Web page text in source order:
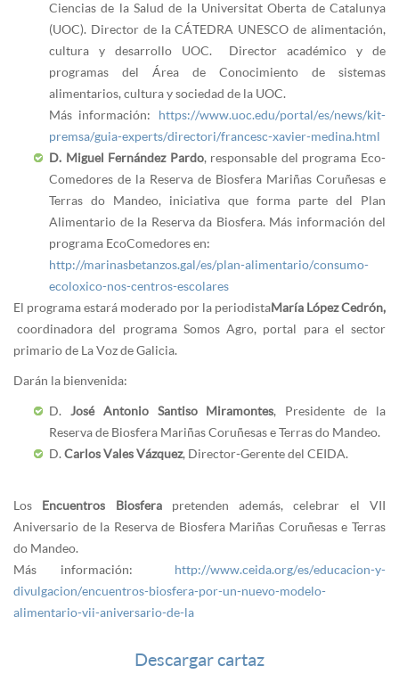
Ciencias de la Salud de la Universitat Oberta de Catalunya
(UOC). Director de la CÁTEDRA UNESCO de alimentación,
cultura y desarrollo UOC. Director académico y de
programas del Área de Conocimiento de sistemas
alimentarios, cultura y sociedad de la UOC.
Más información: https://www.uoc.edu/portal/es/news/kit-
premsa/guia-experts/directori/francesc-xavier-medina.html
D. Miguel Fernández Pardo, responsable del programa Eco-
Comedores de la Reserva de Biosfera Mariñas Coruñesas e
Terras do Mandeo, iniciativa que forma parte del Plan
Alimentario de la Reserva da Biosfera. Más información del
programa EcoComedores en:
http://marinasbetanzos.gal/es/plan-alimentario/consumo-
ecoloxico-nos-centros-escolares
El programa estará moderado por la periodistaMaría López Cedrón,
coordinadora del programa Somos Agro, portal para el sector
primario de La Voz de Galicia.
Darán la bienvenida:
D. José Antonio Santiso Miramontes, Presidente de la
Reserva de Biosfera Mariñas Coruñesas e Terras do Mandeo.
D.Carlos Vales Vázquez, Director-Gerente del CEIDA.
Los Encuentros Biosfera pretenden además, celebrar el VII
Aniversario de la Reserva de Biosfera Mariñas Coruñesas e Terras
do Mandeo.
Más información: http://www.ceida.org/es/educacion-y-
divulgacion/encuentros-biosfera-por-un-nuevo-modelo-
alimentario-vii-aniversario-de-la
Descargar cartaz